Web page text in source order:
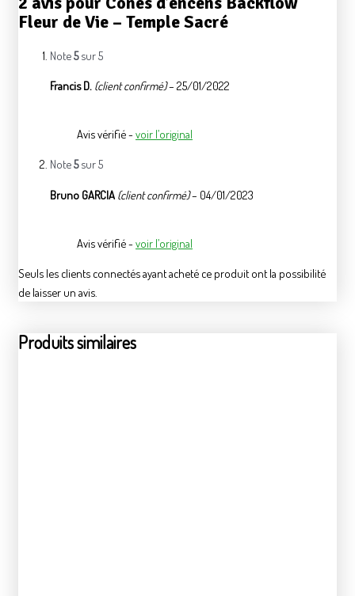
Fleur de Vie – Temple Sacré
Note5sur 5
Francis D. (client confirmé)– 25/01/2022
Avis vérifié - voir l’original
Note5sur 5
Bruno GARCIA (client confirmé)– 04/01/2023
Avis vérifié - voir l’original
Seuls les clients connectés ayant acheté ce produit ont la possibilité
de laisser un avis.
Produits similaires